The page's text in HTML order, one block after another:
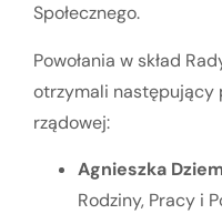
Społecznego.
Powołania w skład
otrzymali
rządowej:
Agnieszka
Rodziny, Pracy i